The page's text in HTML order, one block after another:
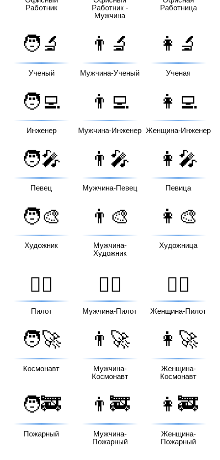
Работник
Работник -
Мужчина
Работница
🧑‍🔬
Ученый
👨‍🔬
Мужчина-Ученый
👩‍🔬
Ученая
🧑‍💻
Инженер
👨‍💻
Мужчина-Инженер
👩‍💻
Женщина-Инженер
🧑‍🎤
Певец
👨‍🎤
Мужчина-Певец
👩‍🎤
Певица
🧑‍🎨
Художник
👨‍🎨
Мужчина-
Художник
👩‍🎨
Художница
🧑‍✈️
Пилот
👨‍✈️
Мужчина-Пилот
👩‍✈️
Женщина-Пилот
🧑‍🚀
Космонавт
👨‍🚀
Мужчина-
Космонавт
👩‍🚀
Женщина-
Космонавт
🧑‍🚒
Пожарный
👨‍🚒
Мужчина-
Пожарный
👩‍🚒
Женщина-
Пожарный